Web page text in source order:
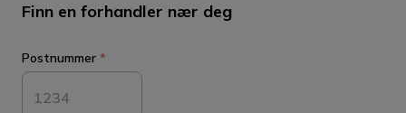
Finn en forhandler nær deg
Postnummer *